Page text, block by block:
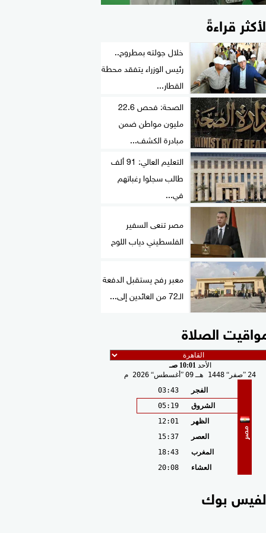
قراءةً
خلال جولته بمطروح..
رئيس الوزراء يتفقد محطة
القطار...
الصحة: فحص 22.6
مليون مواطن ضمن
مبادرة الكشف...
التعليم العالي: 91 ألف
طالب سجلوا رغباتهم
في...
مصر تنعى السفير
الفلسطيني دياب اللوح
معبر رفح يستقبل الدفعة
الـ72 من العائدين إلى...
الصلاة
الأحد10:01 صـ
24 صفر 1448 هـ 09 أغسطس 2026 م
مصر
الفجر
03:43
الشروق
05:19
الظهر
12:01
العصر
15:37
المغرب
18:43
العشاء
20:08
بوك